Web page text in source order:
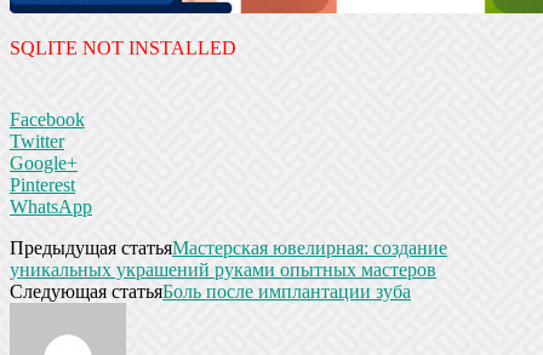
SQLITE NOT INSTALLED
Facebook
Twitter
Google+
Pinterest
WhatsApp
Предыдущая статьяМастерская ювелирная: создание
уникальных украшений руками опытных мастеров
Следующая статьяБоль после имплантации зуба